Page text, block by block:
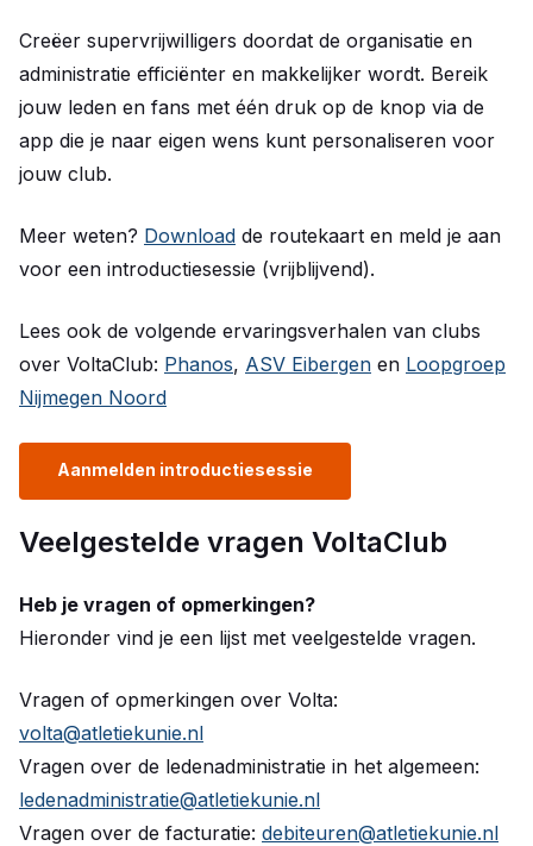
Creëer supervrijwilligers doordat de organisatie en
administratie efficiënter en makkelijker wordt. Bereik
jouw leden en fans met één druk op de knop via de
app die je naar eigen wens kunt personaliseren voor
jouw club.
Meer weten? Download de routekaart en meld je aan
voor een introductiesessie (vrijblijvend).
Lees ook de volgende ervaringsverhalen van clubs
over VoltaClub: Phanos, ASV Eibergen en Loopgroep
Nijmegen Noord
Aanmelden introductiesessie
Veelgestelde vragen VoltaClub
Heb je vragen of opmerkingen?
Hieronder vind je een lijst met veelgestelde vragen.
Vragen of opmerkingen over Volta:
volta@atletiekunie.nl
Vragen over de ledenadministratie in het algemeen:
ledenadministratie@atletiekunie.nl
Vragen over de facturatie: debiteuren@atletiekunie.nl